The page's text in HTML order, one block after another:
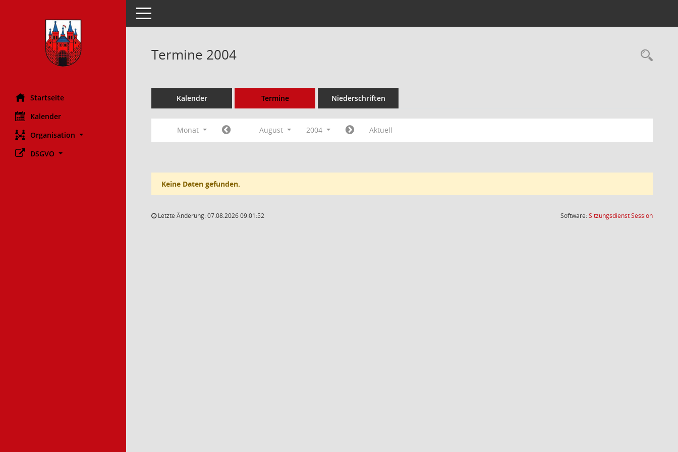
Startseite
Kalender
Organisation
DSGVO
Toggle navigation
Termine 2004
Kalender Termine Niederschriften
Monat August 2004 Aktuell
Keine Daten gefunden.
Letzte Änderung: 07.08.2026 09:01:52 Software:SitzungsdienstSession(Wird in